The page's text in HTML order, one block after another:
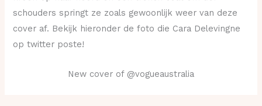
schouders springt ze zoals gewoonlijk weer van deze
cover af. Bekijk hieronder de foto die Cara Delevingne
op twitter poste!
New cover of @vogueaustralia